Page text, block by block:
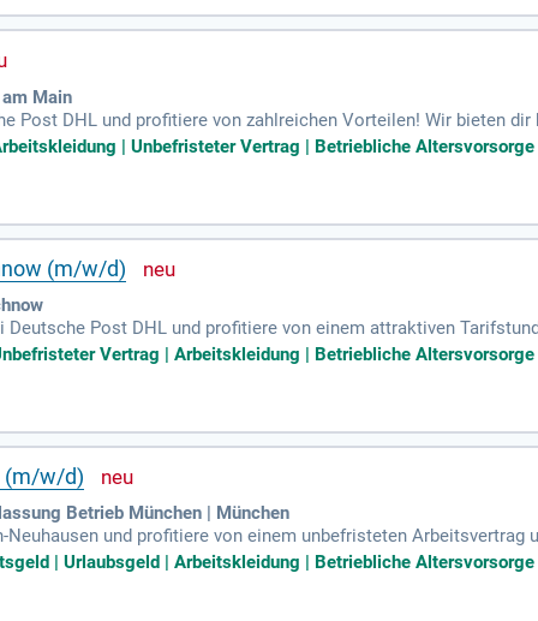
Main
Post DHL und profitiere von zahlreichen Vorteilen! Wir bieten
du optimal vorbereitet bist. Bei guter Leistung hast du die
Zusätzlich erwarten dich attraktive Mitarbeiterangebote,
Egal, ob Quereinsteiger, Rentner oder Student, bei uns bist du
| Unbefristeter Vertrag | Betriebliche
(m/w/d)
Post DHL und profitiere von einem attraktiven
€ Urlaubsgeld im Juli und sichere dir einen krisensicheren
Gehaltszahlungen sowie garantierte Gehaltssteigerungen.
Menschen und genieße moderne Fahrzeuge an fünf
Vertrag | Arbeitskleidung | Betriebliche
(m/w/d)
Betrieb München | München
und profitiere von einem unbefristeten Arbeitsvertrag
Starte sofort in Vollzeit mit 38,5 Stunden pro
Gehaltssteigerungen. Unsere umfassende, bezahlte
| Urlaubsgeld | Arbeitskleidung | Betriebliche Altersvorsorge